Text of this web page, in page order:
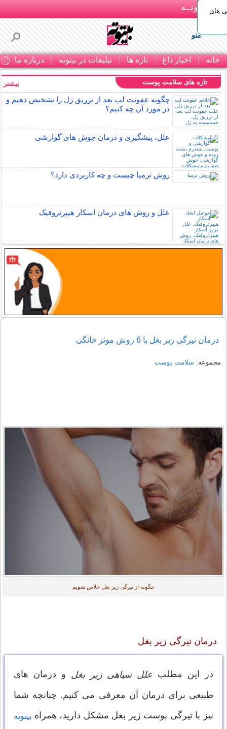
بـیتوتــه
منو
خانه اخبار داغ تازه ها تبلیغات در بیتوته درباره ما
های
تازه های سلامت پوست
چگونه عفونت لب بعد از تزریق ژل را تشخیص دهیم و
در مورد آن چه کنیم؟
علل، پیشگیری و درمان جوش های گوارشی
روش ترمیا چیست و چه کاربردی دارد؟
علل و روش های درمان اسکار هیپرتروفیک
بیشتر
درمان تیرگی زیر بغل با 6 روش موثر خانگی
مجموعه: سلامت پوست
چگونه از تیرگی زیر بغل خلاص شویم
درمان تیرگی زیر بغل
در این مطلب علل سیاهی زیر بغل و درمان های
طبیعی برای درمان آن معرفی می کنیم. چنانچه شما
نیز با تیرگی پوست زیر بغل مشکل دارید، همراه بیتوته